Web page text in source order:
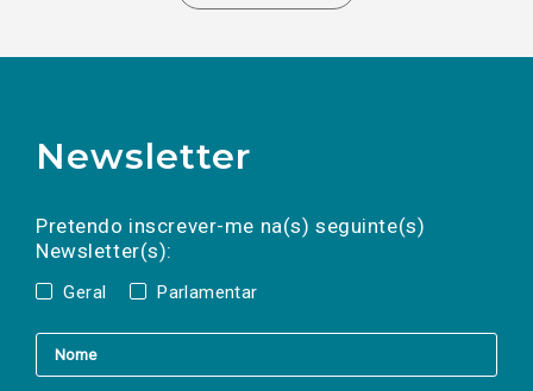
Newsletter
Pretendo inscrever-me na(s) seguinte(s)
Newsletter(s):
Geral Parlamentar
a(s) newsletter(s).
mail